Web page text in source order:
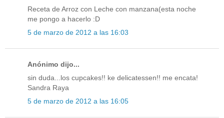
Receta de Arroz con Leche con manzana(esta noche
me pongo a hacerlo :D
5 de marzo de 2012 a las 16:03
Anónimo dijo...
sin duda...los cupcakes!! ke delicatessen!! me encata!
Sandra Raya
5 de marzo de 2012 a las 16:05